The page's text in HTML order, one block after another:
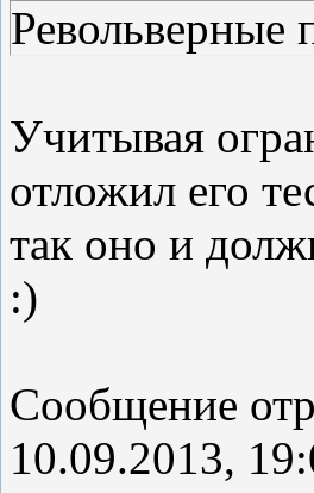
Револьверные
Учитывая
отложил его
так оно и
:)
Сообщение
10.09.2013,